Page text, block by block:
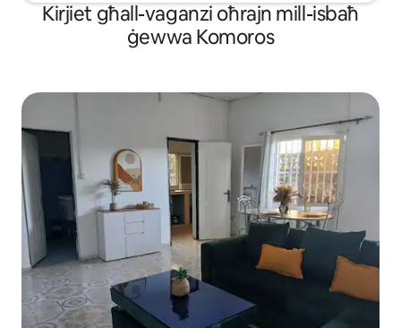
Kirjiet għall-vaganzi oħrajn mill-isbaħ
ġewwa Komoros